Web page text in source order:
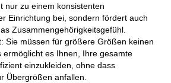
nur zu einem konsistenten
Einrichtung bei, sondern fördert auch
Zusammengehörigkeitsgefühl.
Sie müssen für größere Größen keinen
ermöglicht es Ihnen, Ihre gesamte
einzukleiden, ohne dass
Übergrößen anfallen.